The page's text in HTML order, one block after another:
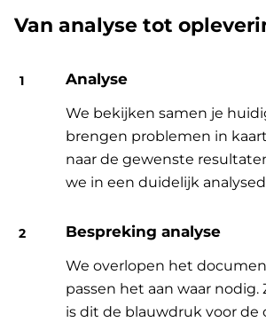
Van analyse tot
Analyse
We bekijken samen je
brengen problemen in
naar de gewenste
we in een duidelijk
Bespreking analyse
We overlopen het
passen het aan waar nodig.
is dit de blauwdruk voor de